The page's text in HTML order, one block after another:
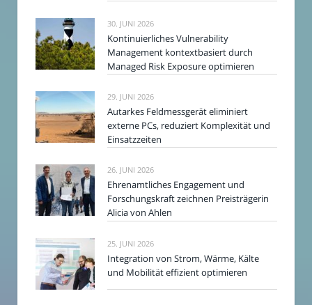
30. JUNI 2026
Kontinuierliches Vulnerability
Management kontextbasiert durch
Managed Risk Exposure optimieren
29. JUNI 2026
Autarkes Feldmessgerät eliminiert
externe PCs, reduziert Komplexität und
Einsatzzeiten
26. JUNI 2026
Ehrenamtliches Engagement und
Forschungskraft zeichnen Preisträgerin
Alicia von Ahlen
25. JUNI 2026
Integration von Strom, Wärme, Kälte
und Mobilität effizient optimieren